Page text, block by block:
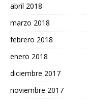
abril 2018
marzo 2018
febrero 2018
enero 2018
diciembre 2017
noviembre 2017